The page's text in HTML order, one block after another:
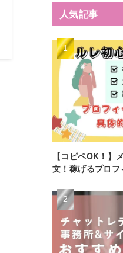
人気記事
【コピペOK！】
文！稼げるプロ